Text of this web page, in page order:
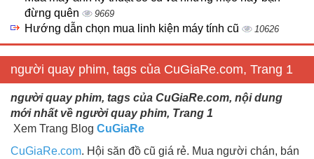
đừng quên
9669
Hướng dẫn chọn mua linh kiện máy tính cũ 10626
người quay phim, tags của CuGiaRe.com, Trang 1
người quay phim, tags của CuGiaRe.com, nội dung
mới nhất về người quay phim, Trang 1
Xem Trang Blog CuGiaRe
CuGiaRe.com. Hội săn đồ cũ giá rẻ. Mua người chán, bán